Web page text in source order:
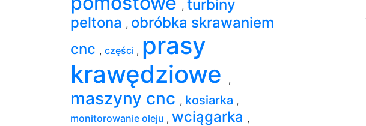
, turbiny
peltona , obróbka skrawaniem
cnc , części , prasy
krawędziowe
,
maszyny cnc , kosiarka ,
monitorowanie oleju , wciągarka ,